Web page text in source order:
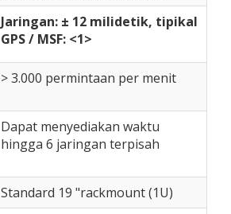
Jaringan: ± 12 milidetik, tipikal
GPS / MSF: <1>
> 3.000 permintaan per menit
Dapat menyediakan waktu
hingga 6 jaringan terpisah
Standard 19 "rackmount (1U)